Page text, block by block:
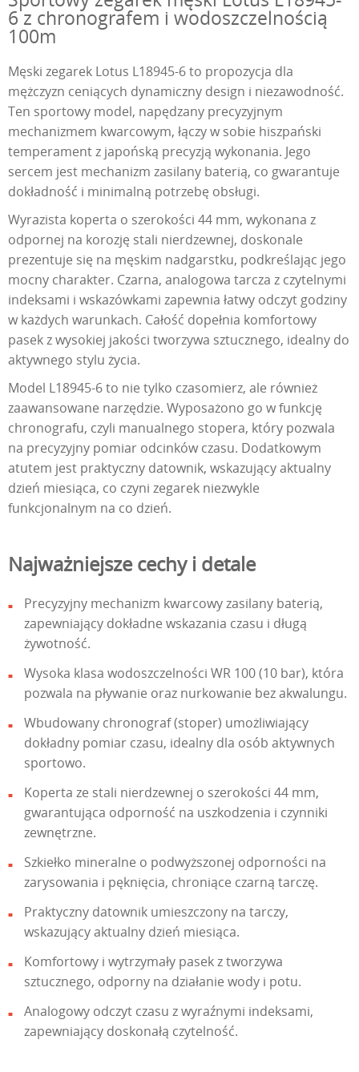
6 z chronografem i wodoszczelnością
100m
Męski zegarek Lotus L18945-6 to propozycja dla
mężczyzn ceniących dynamiczny design i niezawodność.
Ten sportowy model, napędzany precyzyjnym
mechanizmem kwarcowym, łączy w sobie hiszpański
temperament z japońską precyzją wykonania. Jego
sercem jest mechanizm zasilany baterią, co gwarantuje
dokładność i minimalną potrzebę obsługi.
Wyrazista koperta o szerokości 44 mm, wykonana z
odpornej na korozję stali nierdzewnej, doskonale
prezentuje się na męskim nadgarstku, podkreślając jego
mocny charakter. Czarna, analogowa tarcza z czytelnymi
indeksami i wskazówkami zapewnia łatwy odczyt godziny
w każdych warunkach. Całość dopełnia komfortowy
pasek z wysokiej jakości tworzywa sztucznego, idealny do
aktywnego stylu życia.
Model L18945-6 to nie tylko czasomierz, ale również
zaawansowane narzędzie. Wyposażono go w funkcję
chronografu, czyli manualnego stopera, który pozwala
na precyzyjny pomiar odcinków czasu. Dodatkowym
atutem jest praktyczny datownik, wskazujący aktualny
dzień miesiąca, co czyni zegarek niezwykle
funkcjonalnym na co dzień.
Najważniejsze cechy i detale
Precyzyjny mechanizm kwarcowy zasilany baterią,
zapewniający dokładne wskazania czasu i długą
żywotność.
Wysoka klasa wodoszczelności WR 100 (10 bar), która
pozwala na pływanie oraz nurkowanie bez akwalungu.
Wbudowany chronograf (stoper) umożliwiający
dokładny pomiar czasu, idealny dla osób aktywnych
sportowo.
Koperta ze stali nierdzewnej o szerokości 44 mm,
gwarantująca odporność na uszkodzenia i czynniki
zewnętrzne.
Szkiełko mineralne o podwyższonej odporności na
zarysowania i pęknięcia, chroniące czarną tarczę.
Praktyczny datownik umieszczony na tarczy,
wskazujący aktualny dzień miesiąca.
Komfortowy i wytrzymały pasek z tworzywa
sztucznego, odporny na działanie wody i potu.
Analogowy odczyt czasu z wyraźnymi indeksami,
zapewniający doskonałą czytelność.